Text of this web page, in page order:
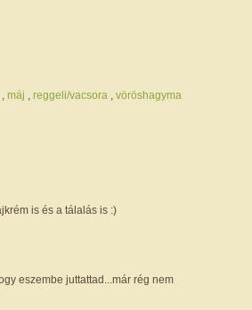
máj reggeli/vacsora vöröshagyma
is és a tálalás is :)
eszembe juttattad...már rég nem